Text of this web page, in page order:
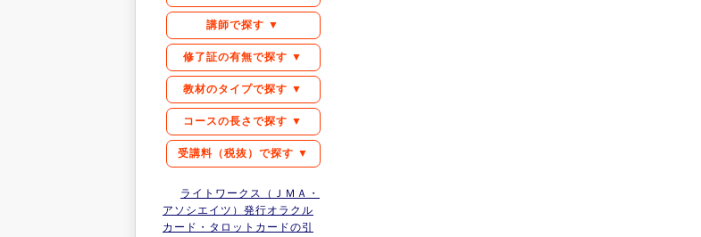
講師で探す ▼
修了証の有無で探す ▼
教材のタイプで探す ▼
コースの長さで探す ▼
受講料（税抜）で探す ▼
ライトワークス（ＪＭＡ・
アソシエイツ）発行オラクル
カード・タロットカードの引